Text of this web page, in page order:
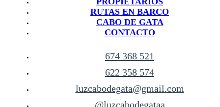
RUTAS EN BARCO
CABO DE GATA
CONTACTO
674 368 521
622 358 574
luzcabodegata@gmail.com
@luzcabodegataa